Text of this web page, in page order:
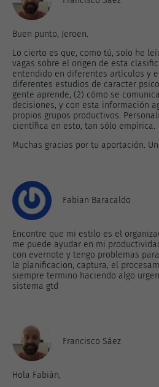
Buen punto, Jeroen.
Lo cierto es que, como tú, solo he
vagas sobre el origen de esta
entendido en diferentes artículos y
diferentes estudios de caracter
gente aprende, (2) cómo se
decisiones, y con esta información
propios grupos productivos.
científica en esto, tan sólo empírica.
Muchas gracias por tu aportación.
Fabian Baracaldo
Encontre que mi estilo es el
me puede ayudar en mi
con evernote y tengo problemas
la planificacion, captura, el
siempre termino haciendo algo
sistema gtd
Francisco Sáez
Hola Fabián,